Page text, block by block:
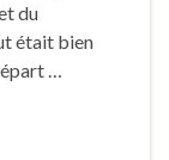
du
était bien
…